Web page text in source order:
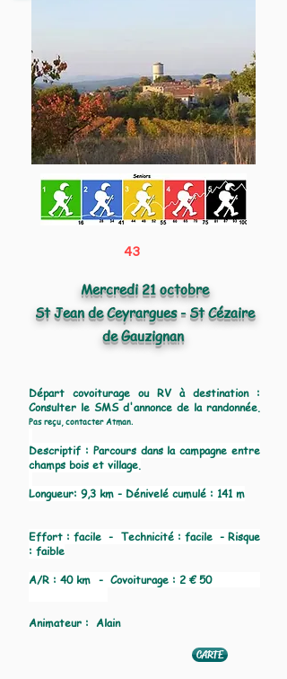
43
Mercredi 21 octobre
St Jean de Ceyrargues - St Cézaire
de Gauzignan
Départ covoiturage ou RV à destination :
Consulter le SMS d'annonce de la randonnée.
Pas reçu, contacter Atman.
Descriptif : Parcours dans la campagne entre
champs bois et village.
Longueur: 9,3 km - Dénivelé cumulé : 141 m
Effort : facile - Technicité : facile - Risque
: faible
A/R : 40 km - Covoiturage : 2 € 50
Animateur : Alain
CARTE